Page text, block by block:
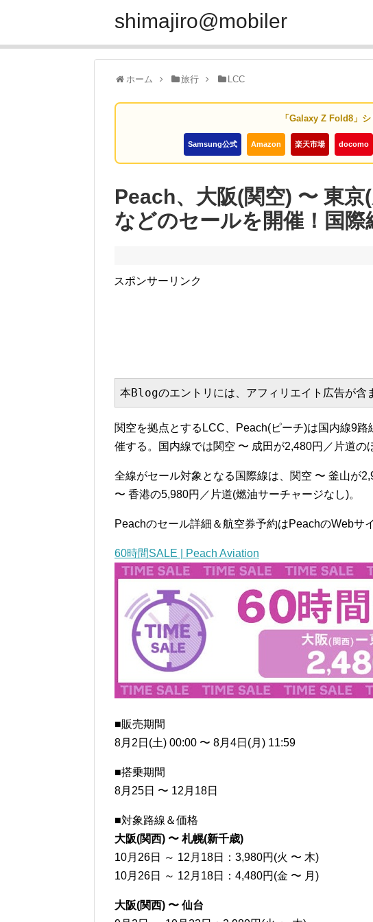
shimajiro@mobiler
ホーム 旅行 LCC
「Galaxy Z Fold8」
Samsung公式 Amazon 楽天市場 docomo
Peach、大阪(関空) 〜 東
などのセールを開催！国
スポンサーリンク
本Blogのエントリには、アフィリエイト広告が含
関空を拠点とするLCC、Peach(ピーチ)は国内線9
催する。国内線では関空 〜 成田が2,480円／片道の
全線がセール対象となる国際線は、関空 〜 釜山が
〜 香港の5,980円／片道(燃油サーチャージなし)。
Peachのセール詳細＆航空券予約はPeachのWebサ
60時間SALE | Peach Aviation
■販売期間
8月2日(土) 00:00 〜 8月4日(月) 11:59
■搭乗期間
8月25日 〜 12月18日
■対象路線＆価格
大阪(関西) 〜 札幌(新千歳)
10月26日 ～ 12月18日：3,980円(火 〜 木)
10月26日 ～ 12月18日：4,480円(金 〜 月)
大阪(関西) 〜 仙台